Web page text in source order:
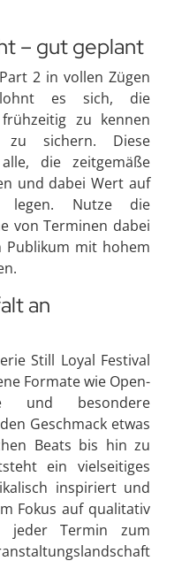
– gut geplant
2 in vollen Zügen
es sich, die
zu kennen
zu sichern. Diese
die zeitgemäße
und dabei Wert auf
legen. Nutze die
von Terminen dabei
Publikum mit hohem
an
Still Loyal Festival
Formate wie Open-
und besondere
Geschmack etwas
Beats bis hin zu
ein vielseitiges
inspiriert und
Fokus auf qualitativ
jeder Termin zum